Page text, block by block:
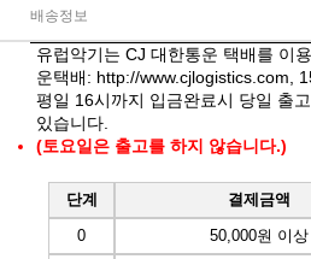
배송정보
유럽악기는 CJ 대한통운 택배를 이
운택배: http://www.cjlogistics.com ,
평일 16시까지 입금완료시 당일 출
있습니다.
(토요일은 출고를 하지 않습니다.)
단계 결제금액
0
50,000원 이상